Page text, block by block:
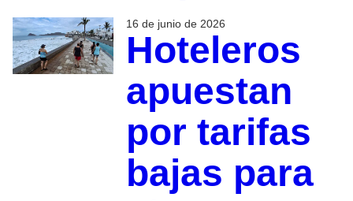
16 de junio de 2026
Hoteleros
apuestan
por tarifas
bajas para